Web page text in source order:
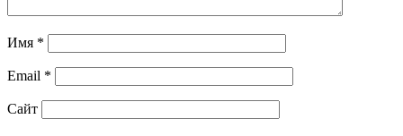
Имя *
Email *
Сайт